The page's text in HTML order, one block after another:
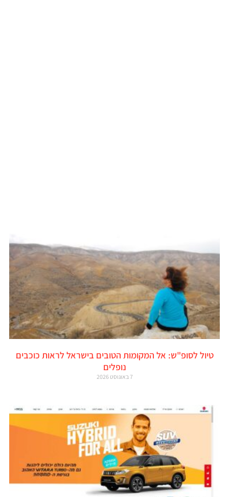
טיול לסופ"ש: אל המקומות הטובים בישראל לראות כוכבים
נופלים
7 באוגוסט 2026